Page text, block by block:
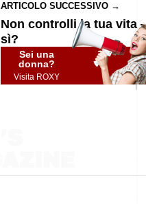
ARTICOLO SUCCESSIVO →
Non controlli la tua vita
sì?
Sei una
donna?
Visita ROXY